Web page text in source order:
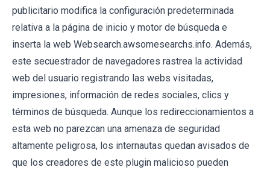
publicitario modifica la configuración predeterminada
relativa a la página de inicio y motor de búsqueda e
inserta la web Websearch.awsomesearchs.info. Además,
este secuestrador de navegadores rastrea la actividad
web del usuario registrando las webs visitadas,
impresiones, información de redes sociales, clics y
términos de búsqueda. Aunque los redireccionamientos a
esta web no parezcan una amenaza de seguridad
altamente peligrosa, los internautas quedan avisados de
que los creadores de este plugin malicioso pueden